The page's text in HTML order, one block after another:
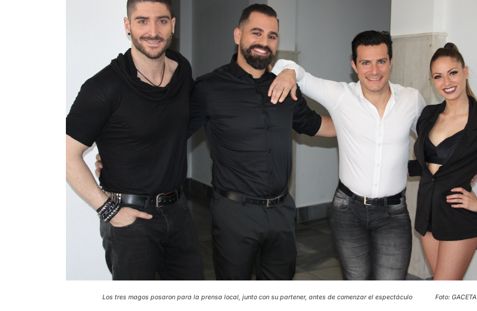
Los tres magos posaron para la prensa local, junto con su partener, antes de comenzar el espectáculo Foto: GACETA